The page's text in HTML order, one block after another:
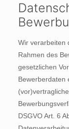
Wir verarbeiten
Rahmen des
gesetzlichen
Bewerberdaten
DSGVO Art. 6